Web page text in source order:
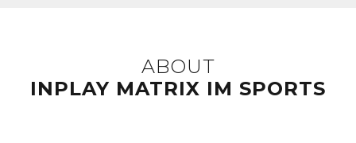
ABOUT
INPLAY MATRIX IM SPORTS